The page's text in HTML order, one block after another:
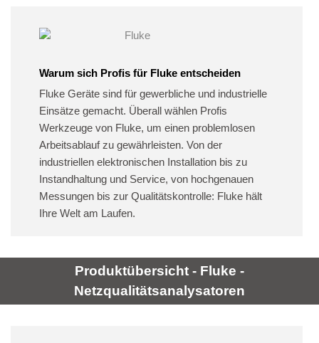
Warum sich Profis für Fluke entscheiden
Fluke Geräte sind für gewerbliche und industrielle
Einsätze gemacht. Überall wählen Profis
Werkzeuge von Fluke, um einen problemlosen
Arbeitsablauf zu gewährleisten. Von der
industriellen elektronischen Installation bis zu
Instandhaltung und Service, von hochgenauen
Messungen bis zur Qualitätskontrolle: Fluke hält
Ihre Welt am Laufen.
Produktübersicht - Fluke -
Netzqualitätsanalysatoren